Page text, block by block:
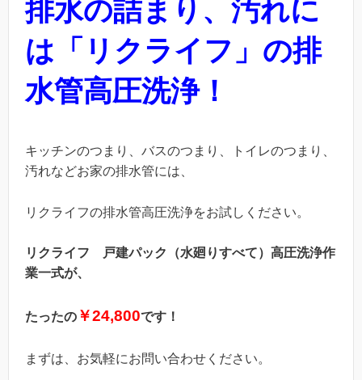
排水の詰まり、汚れに
は「リクライフ」の排
水管高圧洗浄！
キッチンのつまり、バスのつまり、トイレのつまり、
汚れなどお家の排水管には、
リクライフの排水管高圧洗浄をお試しください。
リクライフ 戸建パック（水廻りすべて）高圧洗浄作
業一式が、
たったの ￥24,800です！
まずは、お気軽にお問い合わせください。